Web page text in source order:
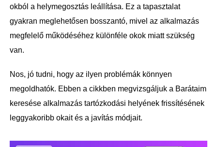
okból a helymegosztás leállítása. Ez a tapasztalat
gyakran meglehetősen bosszantó, mivel az alkalmazás
megfelelő működéséhez különféle okok miatt szükség
van.
Nos, jó tudni, hogy az ilyen problémák könnyen
megoldhatók. Ebben a cikkben megvizsgáljuk a Barátaim
keresése alkalmazás tartózkodási helyének frissítésének
leggyakoribb okait és a javítás módjait.